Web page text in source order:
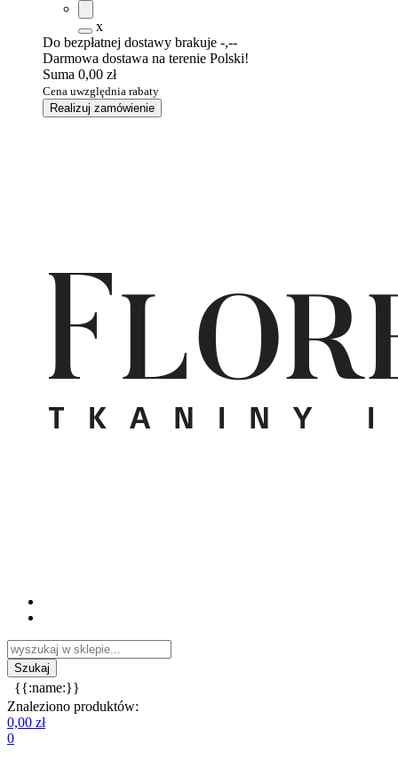
x
Do bezpłatnej dostawy brakuje -,--
Darmowa dostawa na terenie Polski!
Suma 0,00 zł
Cena uwzględnia rabaty
Realizuj zamówienie
{{:name:}}
Znaleziono produktów:
0,00 zł
0